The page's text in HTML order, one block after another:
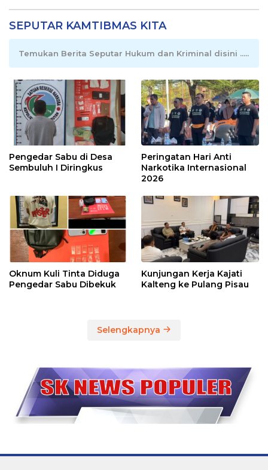
SEPUTAR KAMTIBMAS KITA
Temukan Berita Seputar Hukum dan Kriminal disini .....
Pengedar Sabu di Desa
Sembuluh I Diringkus
Peringatan Hari Anti
Narkotika Internasional
2026
Oknum Kuli Tinta Diduga
Pengedar Sabu Dibekuk
Kunjungan Kerja Kajati
Kalteng ke Pulang Pisau
Selengkapnya